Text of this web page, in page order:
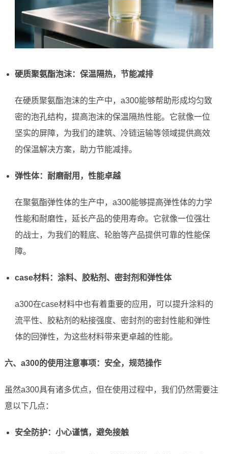
硬质聚氨酯泡沫：保温隔热，节能减排
在硬质聚氨酯泡沫的生产中，a300能够帮助形成均匀致
密的泡孔结构，提高泡沫的保温隔热性能。它就像一位
坚实的屏障，为我们的建筑、冷链运输等领域提供高效
的保温解决方案，助力节能减排。
弹性体：耐磨耐用，性能卓越
在聚氨酯弹性体的生产中，a300能够提高弹性体的力学
性能和耐磨性，延长产品的使用寿命。它就像一位强壮
的战士，为我们的鞋底、轮胎等产品提供可靠的性能保
障。
case材料：涂料、胶粘剂、密封剂和弹性体
a300在case材料中也有着重要的应用，可以提升涂料的
流平性、胶粘剂的粘接强度、密封剂的密封性能和弹性
体的回弹性，为这些材料带来更卓越的性能。
六、a300的使用注意事项：安全，规范操作
虽然a300具有诸多优点，但在使用过程中，我们仍然需要注
意以下几点：
安全防护：小心谨慎，避免接触